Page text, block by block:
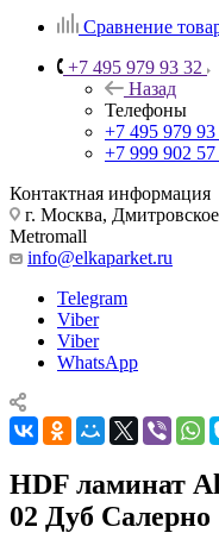
Сравнение
+7 495 979 93 32
Назад
Телефоны
+7 495 979 93
+7 999 902 57
Контактная информация
г. Москва,
Metromall
info@elkaparket.ru
Telegram
Viber
Viber
WhatsApp
HDF ламинат
02 Дуб Салерно